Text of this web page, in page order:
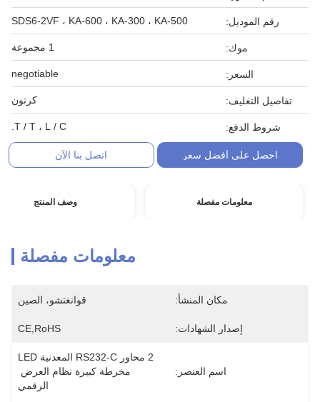
رقم الموديل: SDS6-2VF ، KA-600 ، KA-300 ، KA-500
موك: 1 مجموعة
السعر: negotiable
تفاصيل التغليف: كرتون
شروط الدفع: T / T ، L / C.
احصل على أفضل سعر اتصل بنا الآن
معلومات مفصلة وصف المنتج
معلومات مفصلة
مكان المنشأ: قوانغتشو، الصين
إصدار الشهادات: CE,RoHS
اسم العنصر:
الرقمي